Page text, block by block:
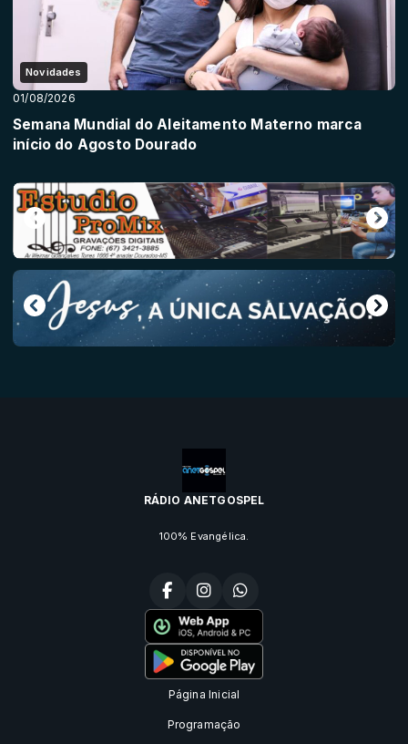
Novidades
01/08/2026
Semana Mundial do Aleitamento Materno marca
início do Agosto Dourado
RÁDIO ANETGOSPEL
100% Evangélica.
Página Inicial
Programação